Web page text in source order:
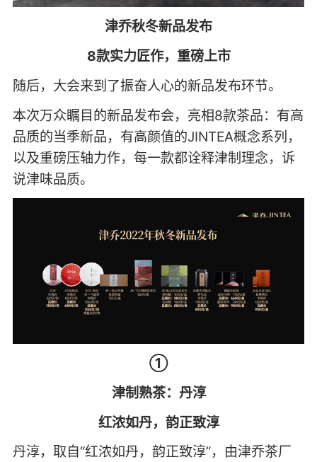
津乔秋冬新品发布
8款实力匠作，重磅上市
随后，大会来到了振奋人心的新品发布环节。
本次万众瞩目的新品发布会，亮相8款茶品：有高
品质的当季新品，有高颜值的JINTEA概念系列，
以及重磅压轴力作，每一款都诠释津制理念，诉
说津味品质。
①
津制熟茶：丹淳
红浓如丹，韵正致淳
丹淳，取自“红浓如丹，韵正致淳”，由津乔茶厂